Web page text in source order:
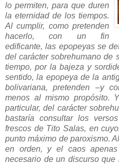
lo permiten, para que duren
la eternidad de los tiempos.
Al cumplir, como pretenden
hacerlo, con un fin
edificante, las epopeyas se
del carácter sobrehumano de
tiempo, por la bajeza y
sentido, la epopeya de la
bolivariana, pretenden –y
menos al mismo propósito.
particular, del carácter
bastaría consultar los
frescos de Tito Salas, en
punto máximo de paroxismo.
en orden, y el caos
necesario de un discurso